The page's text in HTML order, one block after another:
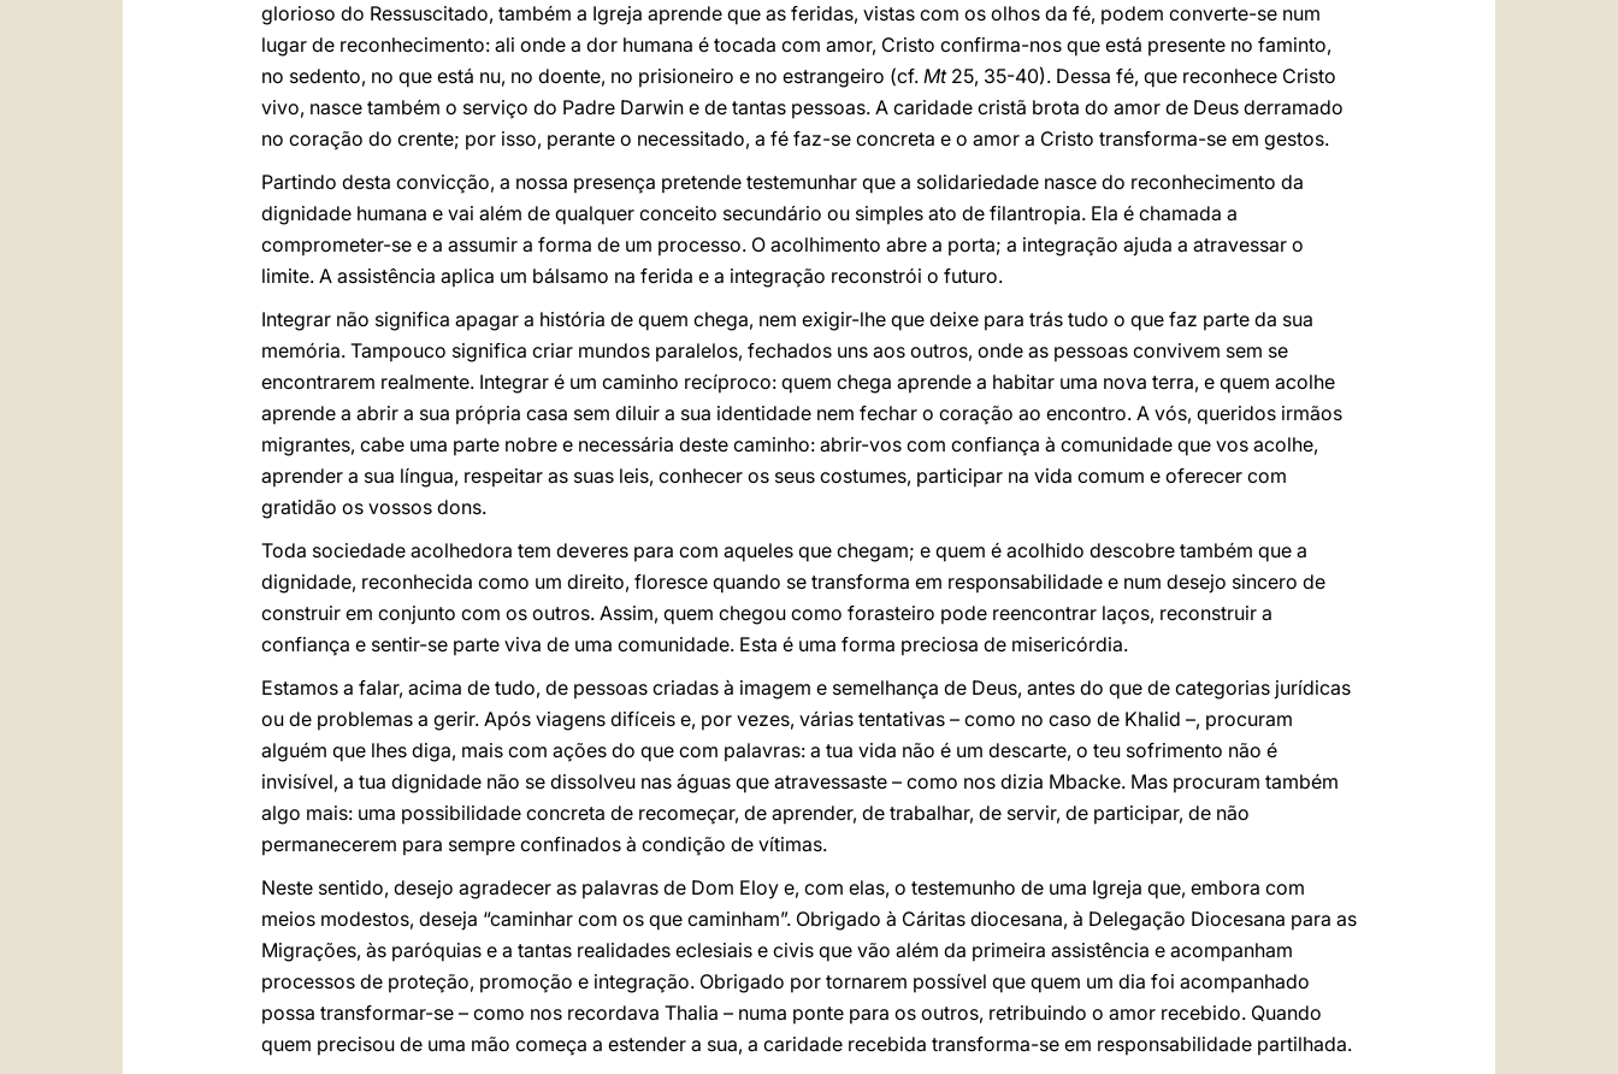
glorioso do Ressuscitado, também a Igreja aprende que as feridas, vistas com os olhos da fé, podem converte-se num
lugar de reconhecimento: ali onde a dor humana é tocada com amor, Cristo confirma-nos que está presente no faminto,
no sedento, no que está nu, no doente, no prisioneiro e no estrangeiro (cf. Mt25, 35-40). Dessa fé, que reconhece Cristo
vivo, nasce também o serviço do Padre Darwin e de tantas pessoas. A caridade cristã brota do amor de Deus derramado
no coração do crente; por isso, perante o necessitado, a fé faz-se concreta e o amor a Cristo transforma-se em gestos.
Partindo desta convicção, a nossa presença pretende testemunhar que a solidariedade nasce do reconhecimento da
dignidade humana e vai além de qualquer conceito secundário ou simples ato de filantropia. Ela é chamada a
comprometer-se e a assumir a forma de um processo. O acolhimento abre a porta; a integração ajuda a atravessar o
limite. A assistência aplica um bálsamo na ferida e a integração reconstrói o futuro.
Integrar não significa apagar a história de quem chega, nem exigir-lhe que deixe para trás tudo o que faz parte da sua
memória. Tampouco significa criar mundos paralelos, fechados uns aos outros, onde as pessoas convivem sem se
encontrarem realmente. Integrar é um caminho recíproco: quem chega aprende a habitar uma nova terra, e quem acolhe
aprende a abrir a sua própria casa sem diluir a sua identidade nem fechar o coração ao encontro. A vós, queridos irmãos
migrantes, cabe uma parte nobre e necessária deste caminho: abrir-vos com confiança à comunidade que vos acolhe,
aprender a sua língua, respeitar as suas leis, conhecer os seus costumes, participar na vida comum e oferecer com
gratidão os vossos dons.
Toda sociedade acolhedora tem deveres para com aqueles que chegam; e quem é acolhido descobre também que a
dignidade, reconhecida como um direito, floresce quando se transforma em responsabilidade e num desejo sincero de
construir em conjunto com os outros. Assim, quem chegou como forasteiro pode reencontrar laços, reconstruir a
confiança e sentir-se parte viva de uma comunidade. Esta é uma forma preciosa de misericórdia.
Estamos a falar, acima de tudo, de pessoas criadas à imagem e semelhança de Deus, antes do que de categorias jurídicas
ou de problemas a gerir. Após viagens difíceis e, por vezes, várias tentativas – como no caso de Khalid –, procuram
alguém que lhes diga, mais com ações do que com palavras: a tua vida não é um descarte, o teu sofrimento não é
invisível, a tua dignidade não se dissolveu nas águas que atravessaste – como nos dizia Mbacke. Mas procuram também
algo mais: uma possibilidade concreta de recomeçar, de aprender, de trabalhar, de servir, de participar, de não
permanecerem para sempre confinados à condição de vítimas.
Neste sentido, desejo agradecer as palavras de Dom Eloy e, com elas, o testemunho de uma Igreja que, embora com
meios modestos, deseja “caminhar com os que caminham”. Obrigado à Cáritas diocesana, à Delegação Diocesana para as
Migrações, às paróquias e a tantas realidades eclesiais e civis que vão além da primeira assistência e acompanham
processos de proteção, promoção e integração. Obrigado por tornarem possível que quem um dia foi acompanhado
possa transformar-se – como nos recordava Thalia – numa ponte para os outros, retribuindo o amor recebido. Quando
quem precisou de uma mão começa a estender a sua, a caridade recebida transforma-se em responsabilidade partilhada.